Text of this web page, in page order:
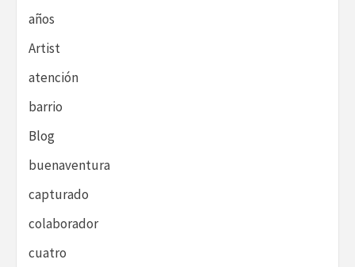
años
Artist
atención
barrio
Blog
buenaventura
capturado
colaborador
cuatro